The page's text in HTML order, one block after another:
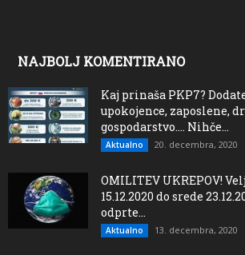
NAJBOLJ KOMENTIRANO
Kaj prinaša PKP7?
upokojence, zaposlene,
gospodarstvo…. Nihče...
Aktualno 20. decembra, 2020
OMILITEV UKREPOV!
15.12.2020 do srede
odprte...
Aktualno 13. decembra, 2020